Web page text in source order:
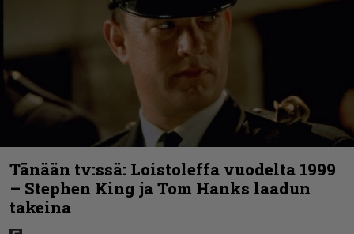
Tänään tv:ssä: Loistoleffa vuodelta 1999
– Stephen King ja Tom Hanks laadun
takeina